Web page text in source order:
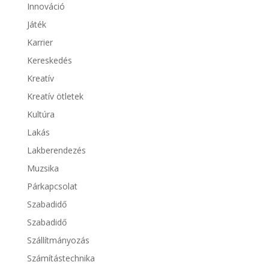
Innováció
Játék
Karrier
Kereskedés
Kreatív
Kreatív ötletek
Kultúra
Lakás
Lakberendezés
Muzsika
Párkapcsolat
Szabadidő
Szabadidő
Szállítmányozás
Számítástechnika